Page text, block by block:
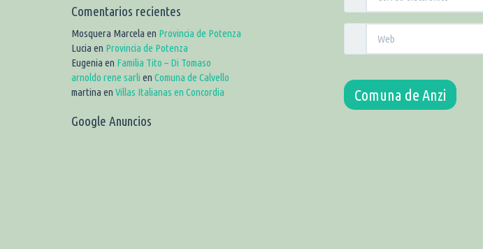
Comuna de Anzi
Comentarios recientes
Mosquera Marcela en Provincia de Potenza
Lucia en Provincia de Potenza
Eugenia en Familia Tito – Di Tomaso
arnoldo rene sarli en Comuna de Calvello
martina en Villas Italianas en Concordia
Google Anuncios